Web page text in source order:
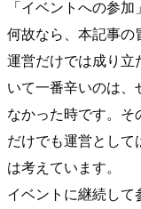
「イベントへの参
何故なら、本記事の
運営だけでは成り立
いて一番辛いのは
なかった時です。
だけでも運営とし
は考えています。
イベントに継続し